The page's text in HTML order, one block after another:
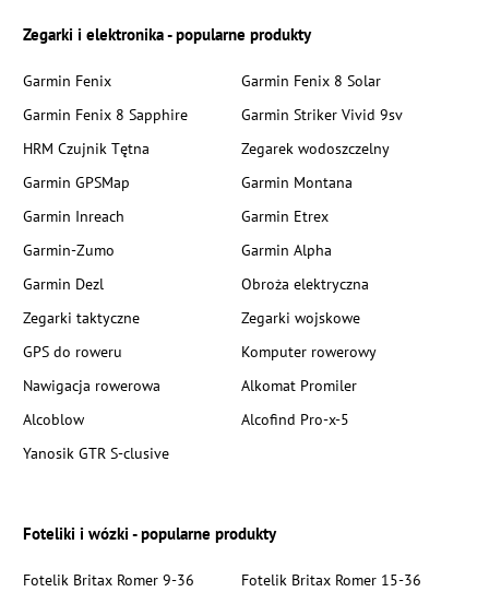
Zegarki i elektronika - popularne produkty
Garmin Fenix
Garmin Fenix 8 Solar
Garmin Fenix 8 Sapphire
Garmin Striker Vivid 9sv
HRM Czujnik Tętna
Zegarek wodoszczelny
Garmin GPSMap
Garmin Montana
Garmin Inreach
Garmin Etrex
Garmin-Zumo
Garmin Alpha
Garmin Dezl
Obroża elektryczna
Zegarki taktyczne
Zegarki wojskowe
GPS do roweru
Komputer rowerowy
Nawigacja rowerowa
Alkomat Promiler
Alcoblow
Alcofind Pro-x-5
Yanosik GTR S-clusive
Foteliki i wózki - popularne produkty
Fotelik Britax Romer 9-36
Fotelik Britax Romer 15-36